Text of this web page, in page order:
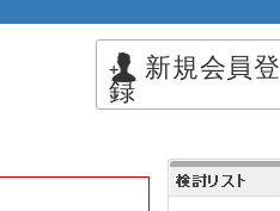
新規会員登
録